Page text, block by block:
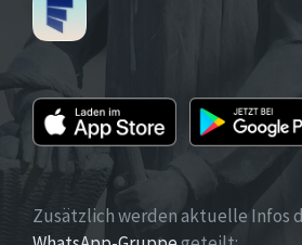
Zusätzlich werden aktuelle Infos